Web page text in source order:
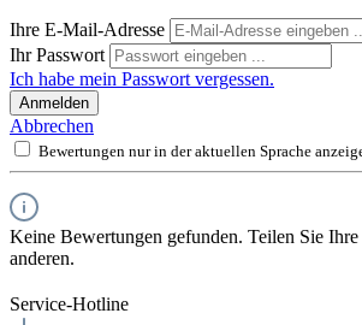
Ihre E-Mail-Adresse
Ihr Passwort
Ich habe mein Passwort vergessen.
Anmelden
Abbrechen
Bewertungen nur in der aktuellen Sprache
Keine Bewertungen gefunden. Teilen Sie
anderen.
Service-Hotline